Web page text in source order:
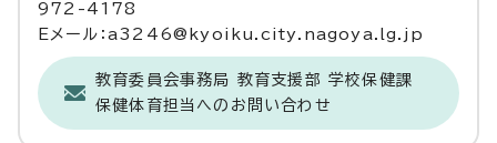
972-4178
Eメール：a3246@kyoiku.city.nagoya.lg.jp
教育委員会事務局 教育支援部 学校保健課
保健体育担当へのお問い合わせ